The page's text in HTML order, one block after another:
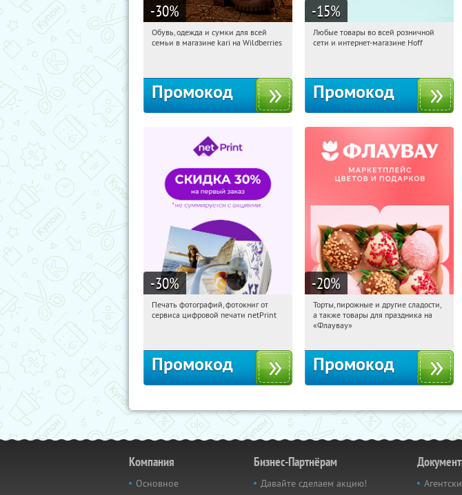
-30%
18:05:34 Получили:
Обувь, одежда и сумки для всей
семьи в магазине kari на Wildberries
Промокод
-15%
18:05:34 Получили:
Любые товары во всей розничной
сети и интернет-магазине Hoff
Промокод
-30%
18:05:34 Получили:
Печать фотографий, фотокниг от
сервиса цифровой печати netPrint
Промокод
-20%
18:05:34 Получили:
Россия
Торты, пирожные и другие сладости,
а также товары для праздника на
«Флаувау»
Промокод
Компания
Основное
Бизнес-Партнёрам
Давайте сделаем акцию!